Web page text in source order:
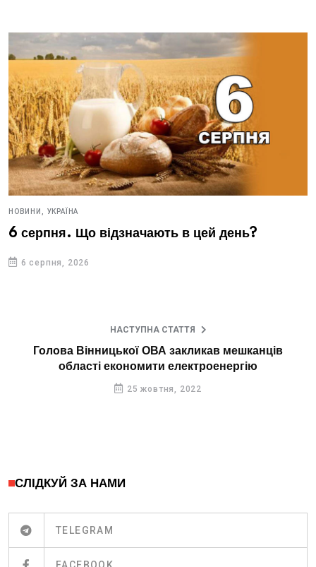
НОВИНИ, УКРАЇНА
6 серпня. Що відзначають в цей день?
6 серпня, 2026
НАСТУПНА СТАТТЯ
Голова Вінницької ОВА закликав мешканців
області економити електроенергію
25 жовтня, 2022
СЛІДКУЙ ЗА НАМИ
TELEGRAM
FACEBOOK